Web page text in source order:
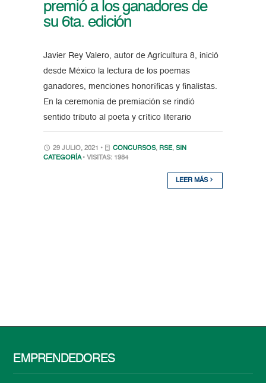
premió a los ganadores de
su 6ta. edición
Javier Rey Valero, autor de Agricultura 8, inició
desde México la lectura de los poemas
ganadores, menciones honoríficas y finalistas.
En la ceremonia de premiación se rindió
sentido tributo al poeta y crítico literario
29 JULIO, 2021 • CONCURSOS, RSE, SIN
CATEGORÍA • VISITAS: 1984
LEER MÁS
EMPRENDEDORES